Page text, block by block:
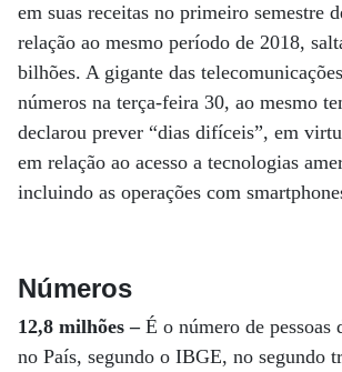
em suas receitas no primeiro semestre
relação ao mesmo período de 2018,
bilhões. A gigante das
números na terça-feira 30, ao mesmo
declarou prever “dias difíceis”, em
em relação ao acesso a tecnologias
incluindo as operações com
Números
12,8 milhões –É o número de pessoas
no País, segundo o IBGE, no segundo